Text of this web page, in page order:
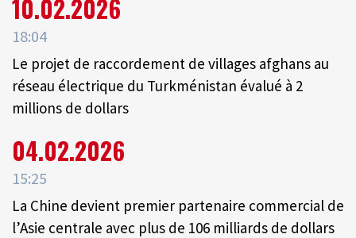
10.02.2026
18:04
Le projet de raccordement de villages afghans au
réseau électrique du Turkménistan évalué à 2
millions de dollars
04.02.2026
15:25
La Chine devient premier partenaire commercial de
l’Asie centrale avec plus de 106 milliards de dollars